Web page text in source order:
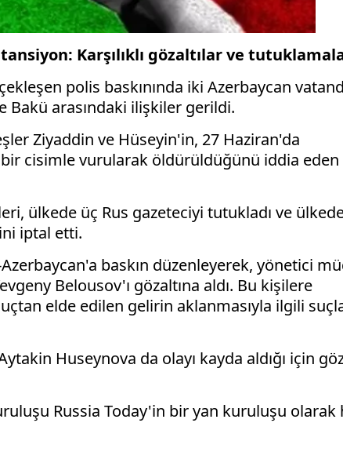
Karşılıklı gözaltılar ve
polis baskınında iki Azerbaycan
Bakü arasındaki ilişkiler gerildi.
Ziyaddin ve Hüseyin'in, 27 Haziran'da
cisimle vurularak öldürüldüğünü iddia
ülkede üç Rus gazeteciyi tutukladı ve
iptal etti.
baskın düzenleyerek, yönetici
Belousov'ı gözaltına aldı. Bu kişilere
elde edilen gelirin aklanmasıyla ilgili
Huseynova da olayı kayda aldığı için
Russia Today'in bir yan kuruluşu olarak